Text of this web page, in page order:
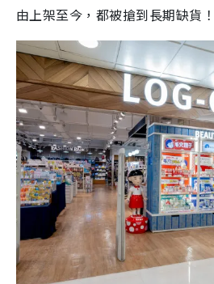
由上架至今，都被搶到長期缺貨！